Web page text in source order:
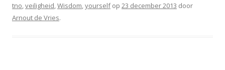
tno,veiligheid,Wisdom,yourselfop 23 december 2013 door
Arnout de Vries.